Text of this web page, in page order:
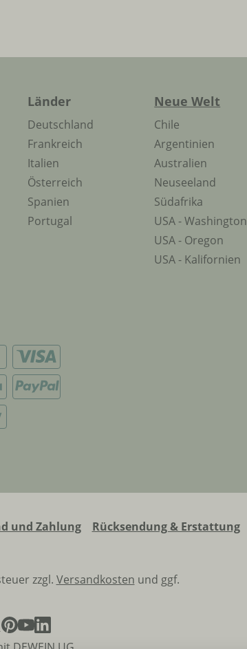
Länder
Deutschland
Frankreich
Italien
Österreich
Spanien
Portugal
Neue Welt
Chile
Argentinien
Australien
Neuseeland
Südafrika
USA - Washington
USA - Oregon
USA - Kalifornien
und Zahlung Rücksendung & Erstattung
zzgl. Versandkosten und ggf.